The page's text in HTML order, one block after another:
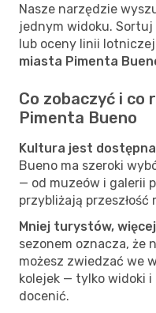
Nasze narzędzie
jednym widoku. Sortuj
lub oceny linii
miasta Pimenta
Co zobaczyć i co
Pimenta Bueno
Kultura jest
Bueno ma szeroki
— od muzeów i galerii
przybliżają przeszłość
Mniej turystów,
sezonem oznacza, że
możesz zwiedzać we
kolejek — tylko widoki
docenić.